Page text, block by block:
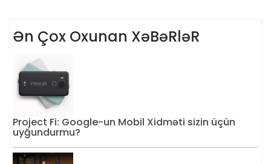
Ən Çox Oxunan XəBəRləR
Project Fi: Google-un Mobil Xidməti sizin üçün
uyğundurmu?